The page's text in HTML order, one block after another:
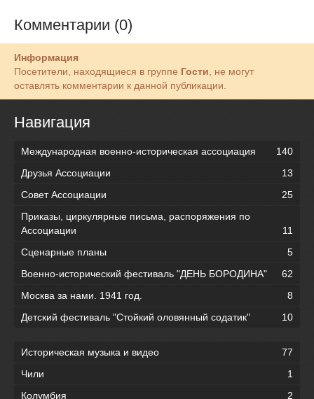
Комментарии (0)
Информация
Посетители, находящиеся в группе Гости , не могут
оставлять комментарии к данной публикации.
Навигация
Международная военно-историческая ассоциация
140
Друзья Ассоциации
13
Совет Ассоциации
25
Приказы, циркулярные письма, распоряжения по
Ассоциации
11
Сценарные планы
5
Военно-исторический фестиваль "ДЕНЬ БОРОДИНА"
62
Москва за нами. 1941 год.
8
Детский фестиваль "Стойкий оловянный содатик"
10
Историческая музыка и видео
77
Чили
1
Колумбия
2